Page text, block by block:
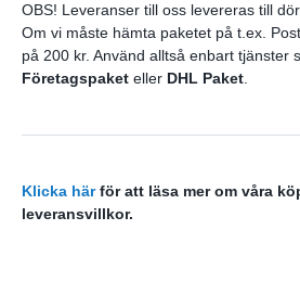
OBS! Leveranser till oss levereras till
Om vi måste hämta paketet på t.ex.
på 200 kr. Använd alltså enbart tjänster
Företagspaket eller DHL Paket.
Klicka här för att läsa mer om våra
leveransvillkor.